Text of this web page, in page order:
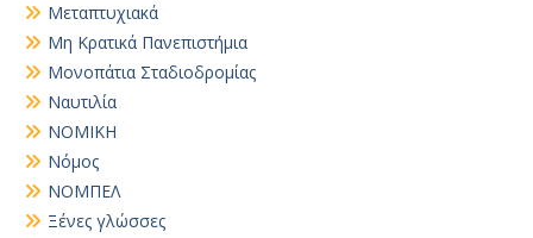
Μεταπτυχιακά
Μη Κρατικά Πανεπιστήμια
Μονοπάτια Σταδιοδρομίας
Ναυτιλία
ΝΟΜΙΚΗ
Νόμος
ΝΟΜΠΕΛ
Ξένες γλώσσες